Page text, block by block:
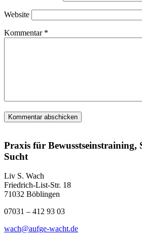
Website
Kommentar *
Praxis für
Sucht
Liv S. Wach
Friedrich-List-Str. 18
71032 Böblingen
07031 – 412 93 03
wach@aufge-wacht.de